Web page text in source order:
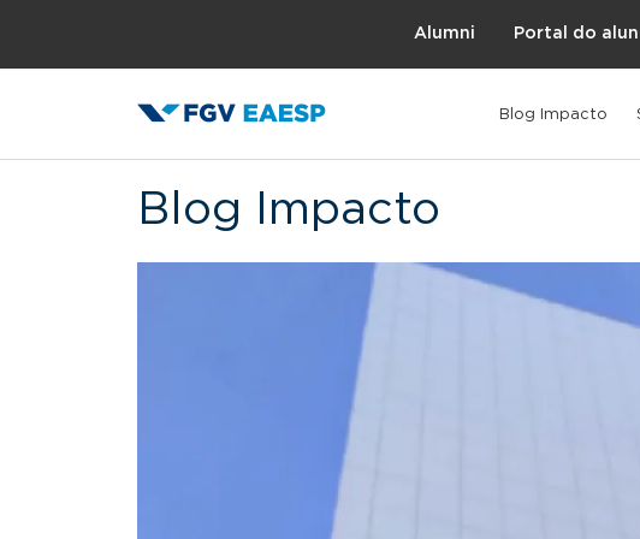
Alumni Portal do
Blog Impacto
Blog Impacto